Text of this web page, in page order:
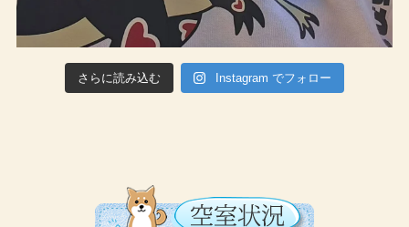
さらに読み込む Instagram でフォロー